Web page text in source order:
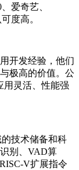
爱奇艺、
度高。
开发经验，他们
极高的价值。 公
用灵活、性能强
技术储备和科
别、VAD算
V扩展指令